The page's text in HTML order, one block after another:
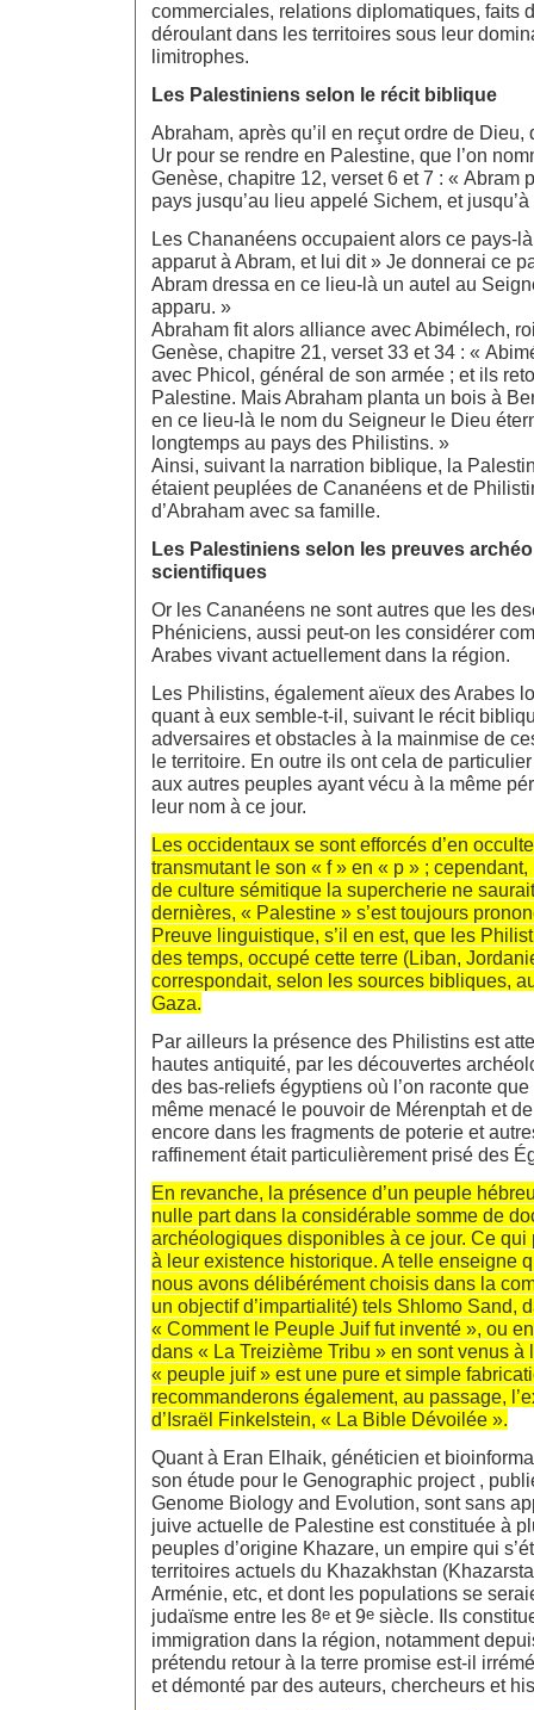
commerciales, relations diplomatiques, faits
déroulant dans les territoires sous leur
limitrophes.
Les Palestiniens selon le récit biblique
Abraham, après qu’il en reçut ordre de
Ur pour se rendre en Palestine, que l’on
Genèse, chapitre 12, verset 6 et 7 : « Abram
pays jusqu’au lieu appelé Sichem, et
Les Chananéens occupaient alors ce pays-
apparut à Abram, et lui dit » Je donnerai ce
Abram dressa en ce lieu-là un autel au
apparu. »
Abraham fit alors alliance avec Abimélech,
Genèse, chapitre 21, verset 33 et 34 : «
avec Phicol, général de son armée ; et ils
Palestine. Mais Abraham planta un bois à
en ce lieu-là le nom du Seigneur le Dieu
longtemps au pays des Philistins. »
Ainsi, suivant la narration biblique, la
étaient peuplées de Cananéens et de
d’Abraham avec sa famille.
Les Palestiniens selon les preuves
scientifiques
Or les Cananéens ne sont autres que les
Phéniciens, aussi peut-on les considérer
Arabes vivant actuellement dans la région.
Les Philistins, également aïeux des Arabes
quant à eux semble-t-il, suivant le récit
adversaires et obstacles à la mainmise de
le territoire. En outre ils ont cela de
aux autres peuples ayant vécu à la même
leur nom à ce jour.
Les occidentaux se sont efforcés d’en
transmutant le son « f » en « p » ;
de culture sémitique la supercherie ne
dernières, « Palestine » s’est toujours
Preuve linguistique, s’il en est, que les
des temps, occupé cette terre (Liban,
correspondait, selon les sources bibliques,
Gaza.
Par ailleurs la présence des Philistins est
hautes antiquité, par les découvertes
des bas-reliefs égyptiens où l’on raconte
même menacé le pouvoir de Mérenptah et
encore dans les fragments de poterie et
raffinement était particulièrement prisé des
En revanche, la présence d’un peuple
nulle part dans la considérable somme de
archéologiques disponibles à ce jour. Ce qui
à leur existence historique. A telle enseigne
nous avons délibérément choisis dans la
un objectif d’impartialité) tels Shlomo Sand,
« Comment le Peuple Juif fut inventé », ou
dans « La Treizième Tribu » en sont venus
« peuple juif » est une pure et simple
recommanderons également, au passage,
d’Israël Finkelstein, « La Bible Dévoilée ».
Quant à Eran Elhaik, généticien et
son étude pour le Genographic project ,
Genome Biology and Evolution, sont sans
juive actuelle de Palestine est constituée à
peuples d’origine Khazare, un empire qui
territoires actuels du Khazakhstan
Arménie, etc, et dont les populations se
judaïsme entre les 8e et 9e siècle. Ils
immigration dans la région, notamment
prétendu retour à la terre promise est-il
et démonté par des auteurs, chercheurs et